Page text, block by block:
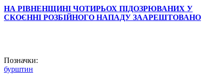
НА РІВНЕНЩИНІ ЧОТИРЬОХ ПІДОЗРЮВАНИХ У
СКОЄННІ РОЗБІЙНОГО НАПАДУ ЗААРЕШТОВАНО
Позначки:
бурштин